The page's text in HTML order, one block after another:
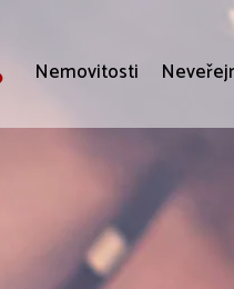
Nemovitosti